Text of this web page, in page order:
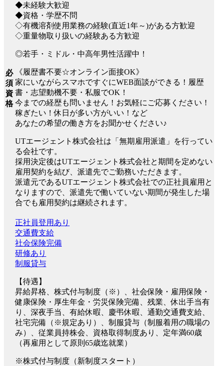
必
須
資
格
◆未経験大歓迎
◆資格・学歴不問
◇有機溶剤使用業務の経験(直近1年～)がある方歓迎
◇重量物取り扱いの経験ある方歓迎
◎若手・ミドル・中高年男性活躍中！
《履歴書不要☆オンライン面接OK》
家にいながらスマホですぐにWEB面談ができる！履歴
書・志望動機不要・私服でOK！
今までの経歴も問いません！お気軽にご応募ください！
稼ぎたい！休日が多い方がいい！など
あなたの希望の働き方をお聞かせください♪
UTエージェント株式会社は「無期雇用派遣」を行ってい
る会社です。
採用決定後はUTエージェント株式会社と期間を定めない
雇用契約を結び、派遣先でご勤務いただきます。
派遣元であるUTエージェント株式会社での正社員雇用と
なりますので、派遣先で働いていない期間が発生した場
合でも雇用契約は継続されます。
正社員登用あり
交通費支給
社会保険完備
研修あり
制服貸与
【待遇】
昇給昇格、株式付与制度（※）、社会保険・雇用保険・
健康保険・厚生年金・労災保険完備、残業、休出手当有
り、深夜手当、有給休暇、慶弔休暇、通勤交通費支給、
社宅完備（※規定あり）、制服貸与（制服着用の職場の
み）、従業員持株会、資格取得制度あり、定年満60歳
（再雇用として原則65歳迄就業）
※株式付与制度（新制度スタート）